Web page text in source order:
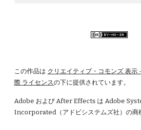
この作品は クリエイティブ・コモンズ 表示
際 ライセンスの下に提供されています。
Adobe および After Effects は Adobe
Incorporated（アドビシステムズ社）の商